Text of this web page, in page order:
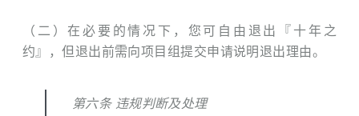
（二）在必要的情况下，您可自由退出『十年之
约』，但退出前需向项目组提交申请说明退出理由。
第六条 违规判断及处理